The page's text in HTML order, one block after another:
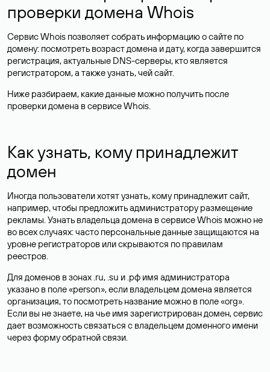
проверки домена Whois
Сервис Whois позволяет собрать информацию о сайте по
домену: посмотреть возраст домена и дату, когда завершится
регистрация, актуальные DNS-серверы, кто является
регистратором, а также узнать, чей сайт.
Ниже разбираем, какие данные можно получить после
проверки домена в сервисе Whois.
Как узнать, кому принадлежит
домен
Иногда пользователи хотят узнать, кому принадлежит сайт,
например, чтобы предложить администратору размещение
рекламы. Узнать владельца домена в сервисе Whois можно не
во всех случаях: часто персональные данныезащищаются на
уровне регистраторов или скрываются по правилам
реестров.
Для доменов в зонах .ru, .su и .рф имя администратора
указано в поле «person», если владельцем домена является
организация, то посмотреть название можно в поле «org».
Если вы не знаете, на чье имя зарегистрирован домен, сервис
дает возможность связаться с владельцем доменного имени
через форму обратной связи.